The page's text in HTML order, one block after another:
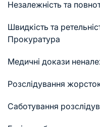
Незалежність та
Швидкість та
Прокуратура
Медичні докази
Розслідування
Саботування